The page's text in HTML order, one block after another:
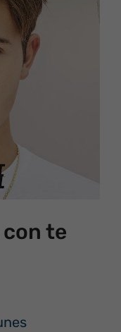
con te